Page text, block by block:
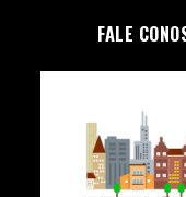
content
FALE